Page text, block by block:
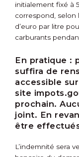
initialement fixé à
correspond,
d’euro par litre
carburants
En pratique :
suffira de
accessible
site
prochain.
joint. En
être
L’indemnité sera